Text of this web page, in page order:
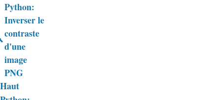
Liens
transversaux
de
livre
pour
Python:
Inverser le
contraste
d'une
image
PNG
Haut